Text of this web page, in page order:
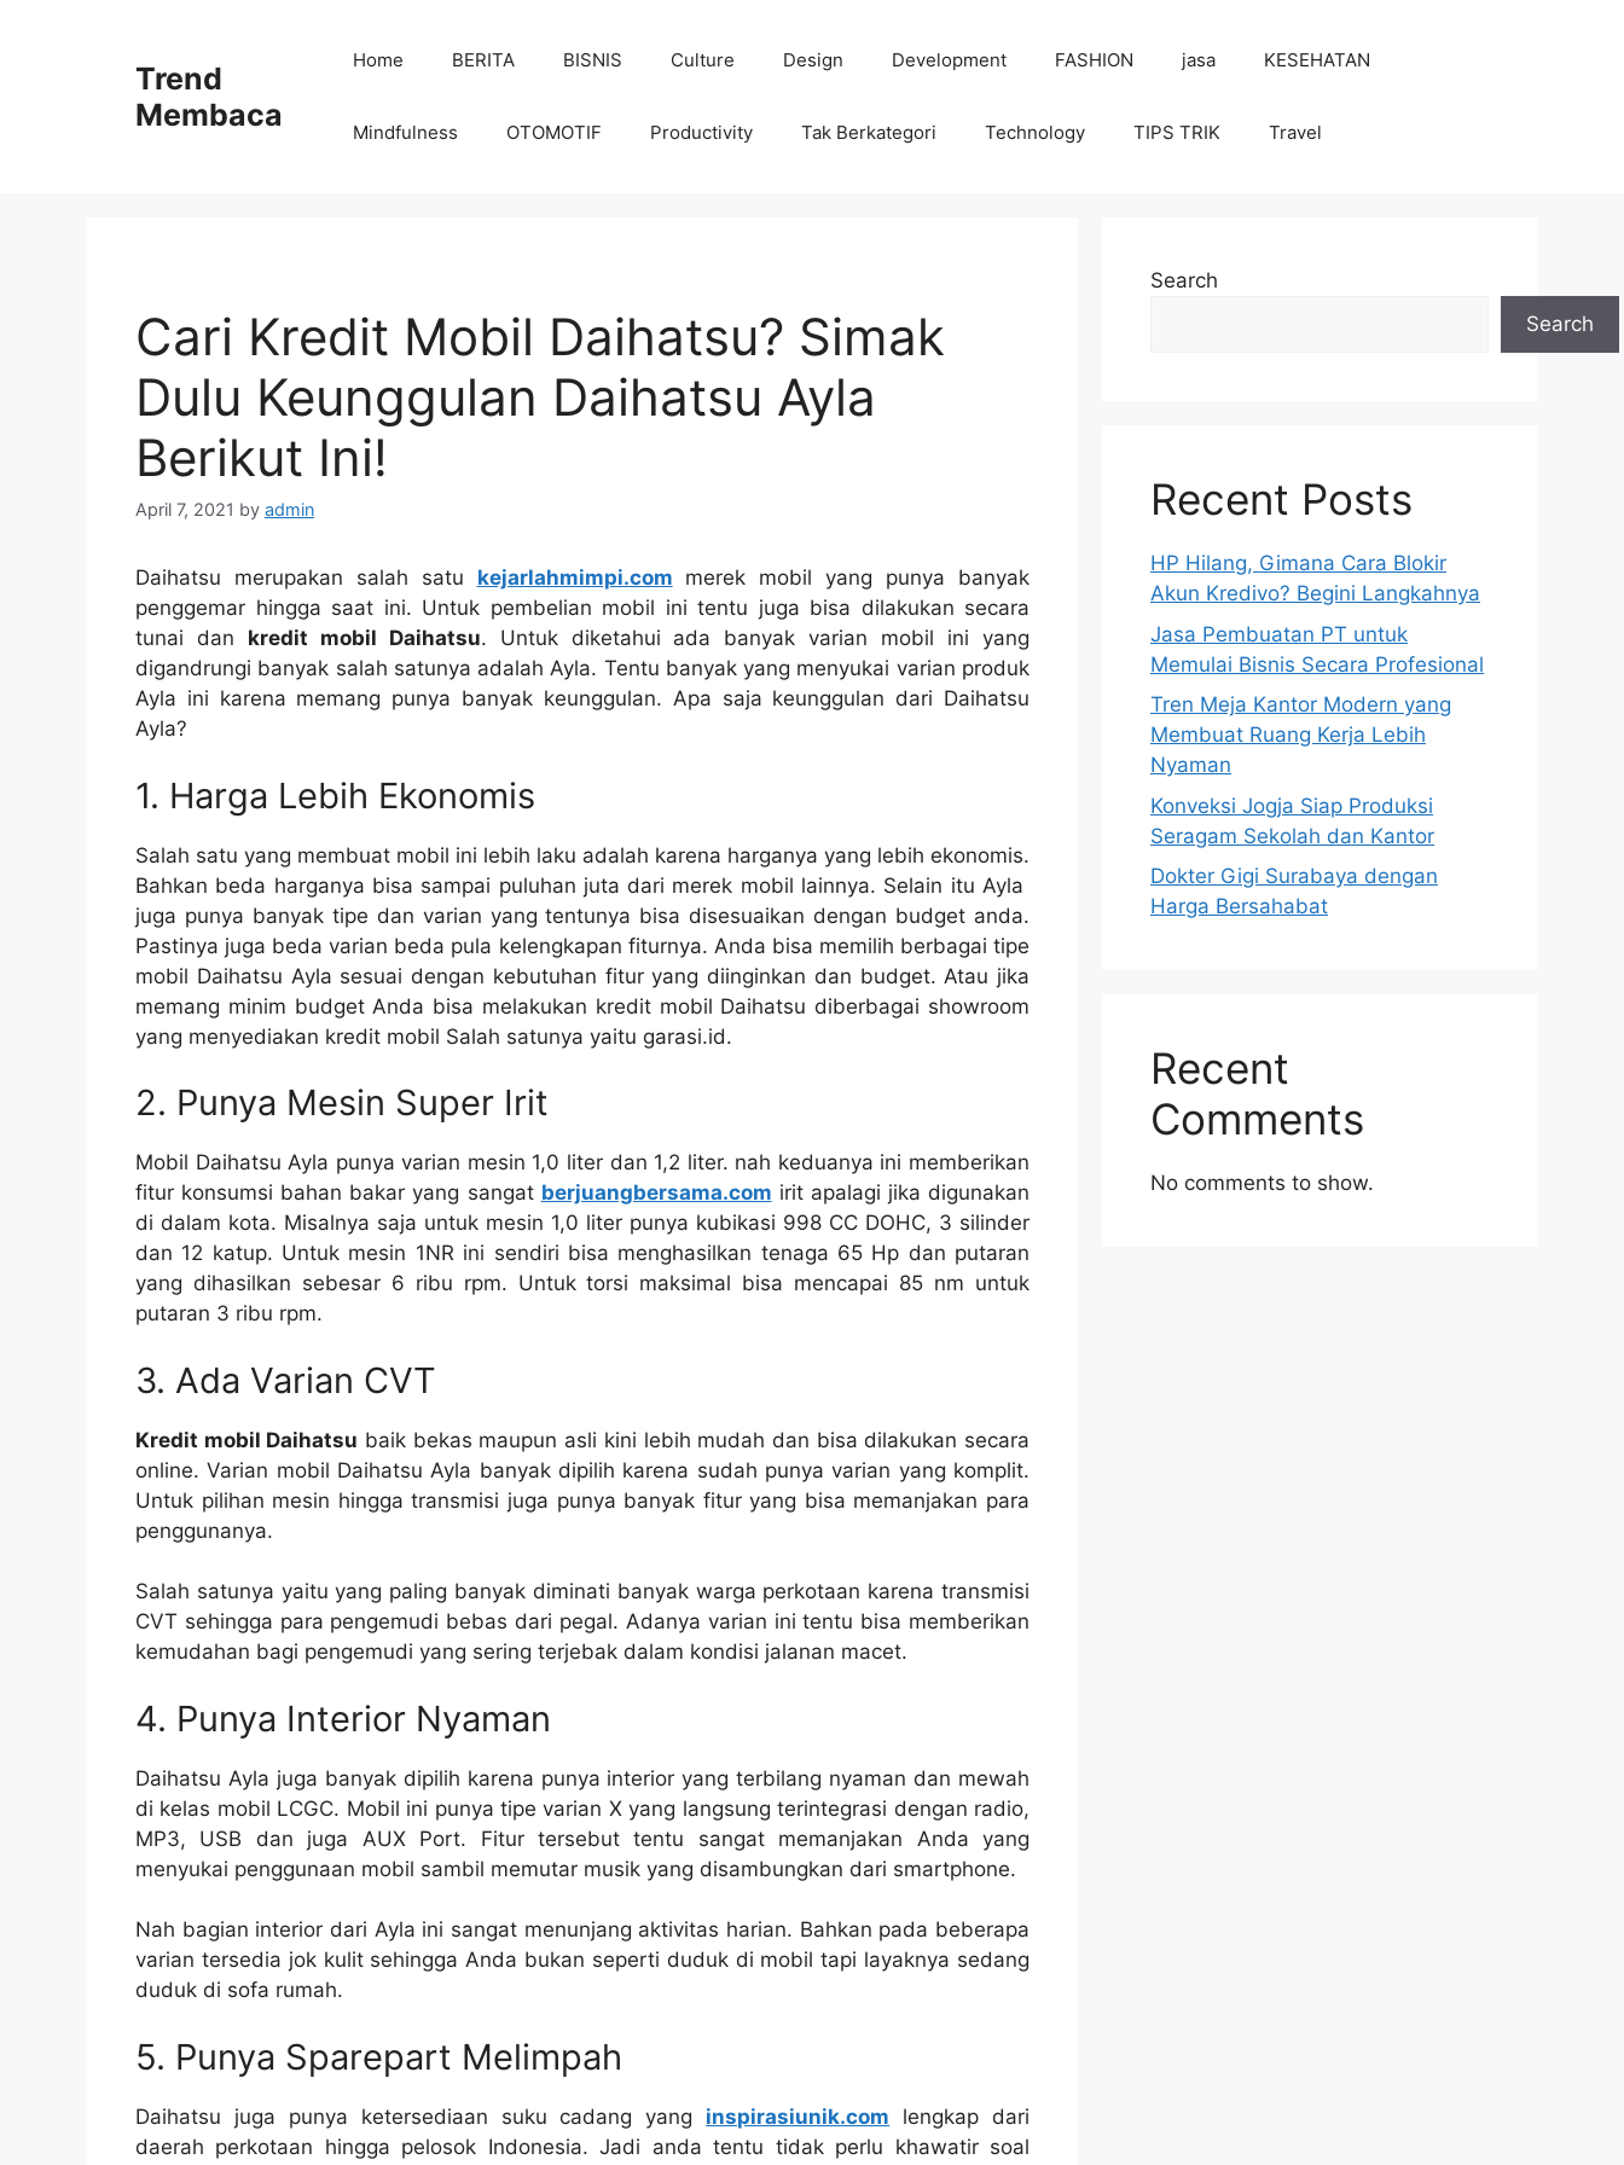
Trend
Membaca
Home BERITA BISNIS Culture Design Development FASHION jasa KESEHATAN
Mindfulness OTOMOTIF Productivity Tak Berkategori Technology TIPS TRIK Travel
Cari Kredit Mobil Daihatsu? Simak
Dulu Keunggulan Daihatsu Ayla
Berikut Ini!
April 7, 2021 by admin
Daihatsu merupakan salah satu kejarlahmimpi.com merek mobil yang punya banyak
penggemar hingga saat ini. Untuk pembelian mobil ini tentu juga bisa dilakukan secara
tunai dan kredit mobil Daihatsu. Untuk diketahui ada banyak varian mobil ini yang
digandrungi banyak salah satunya adalah Ayla. Tentu banyak yang menyukai varian produk
Ayla ini karena memang punya banyak keunggulan. Apa saja keunggulan dari Daihatsu
Ayla?
1. Harga Lebih Ekonomis
Salah satu yang membuat mobil ini lebih laku adalah karena harganya yang lebih ekonomis.
Bahkan beda harganya bisa sampai puluhan juta dari merek mobil lainnya. Selain itu Ayla
juga punya banyak tipe dan varian yang tentunya bisa disesuaikan dengan budget anda.
Pastinya juga beda varian beda pula kelengkapan fiturnya. Anda bisa memilih berbagai tipe
mobil Daihatsu Ayla sesuai dengan kebutuhan fitur yang diinginkan dan budget. Atau jika
memang minim budget Anda bisa melakukan kredit mobil Daihatsu diberbagai showroom
yang menyediakan kredit mobil Salah satunya yaitu garasi.id.
2. Punya Mesin Super Irit
Mobil Daihatsu Ayla punya varian mesin 1,0 liter dan 1,2 liter. nah keduanya ini memberikan
fitur konsumsi bahan bakar yang sangat berjuangbersama.com irit apalagi jika digunakan
di dalam kota. Misalnya saja untuk mesin 1,0 liter punya kubikasi 998 CC DOHC, 3 silinder
dan 12 katup. Untuk mesin 1NR ini sendiri bisa menghasilkan tenaga 65 Hp dan putaran
yang dihasilkan sebesar 6 ribu rpm. Untuk torsi maksimal bisa mencapai 85 nm untuk
putaran 3 ribu rpm.
3. Ada Varian CVT
Kredit mobil Daihatsu baik bekas maupun asli kini lebih mudah dan bisa dilakukan secara
online. Varian mobil Daihatsu Ayla banyak dipilih karena sudah punya varian yang komplit.
Untuk pilihan mesin hingga transmisi juga punya banyak fitur yang bisa memanjakan para
penggunanya.
Salah satunya yaitu yang paling banyak diminati banyak warga perkotaan karena transmisi
CVT sehingga para pengemudi bebas dari pegal. Adanya varian ini tentu bisa memberikan
kemudahan bagi pengemudi yang sering terjebak dalam kondisi jalanan macet.
4. Punya Interior Nyaman
Daihatsu Ayla juga banyak dipilih karena punya interior yang terbilang nyaman dan mewah
di kelas mobil LCGC. Mobil ini punya tipe varian X yang langsung terintegrasi dengan radio,
MP3, USB dan juga AUX Port. Fitur tersebut tentu sangat memanjakan Anda yang
menyukai penggunaan mobil sambil memutar musik yang disambungkan dari smartphone.
Nah bagian interior dari Ayla ini sangat menunjang aktivitas harian. Bahkan pada beberapa
varian tersedia jok kulit sehingga Anda bukan seperti duduk di mobil tapi layaknya sedang
duduk di sofa rumah.
5. Punya Sparepart Melimpah
Daihatsu juga punya ketersediaan suku cadang yang inspirasiunik.com lengkap dari
daerah perkotaan hingga pelosok Indonesia. Jadi anda tentu tidak perlu khawatir soal
Search
Search
Recent Posts
HP Hilang, Gimana Cara Blokir
Akun Kredivo? Begini Langkahnya
Jasa Pembuatan PT untuk
Memulai Bisnis Secara Profesional
Tren Meja Kantor Modern yang
Membuat Ruang Kerja Lebih
Nyaman
Konveksi Jogja Siap Produksi
Seragam Sekolah dan Kantor
Dokter Gigi Surabaya dengan
Harga Bersahabat
Recent
Comments
No comments to show.